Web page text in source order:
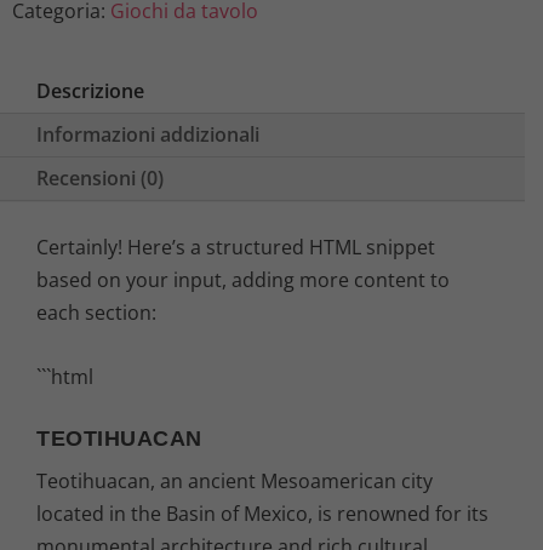
Categoria: Giochi da tavolo
Descrizione
Informazioni addizionali
Recensioni (0)
Certainly! Here’s a structured HTML snippet
based on your input, adding more content to
each section:
```html
TEOTIHUACAN
Teotihuacan, an ancient Mesoamerican city
located in the Basin of Mexico, is renowned for its